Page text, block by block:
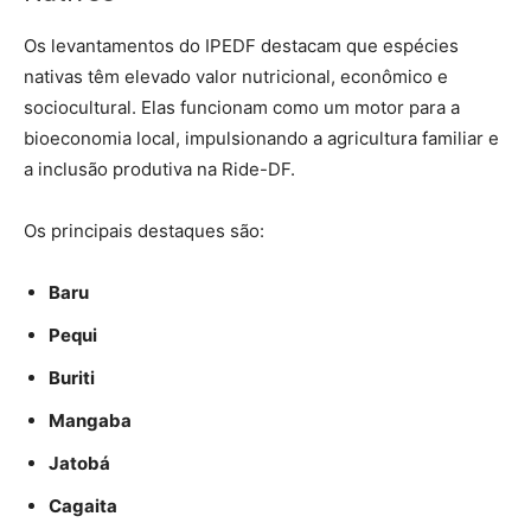
Os levantamentos do IPEDF destacam que espécies
nativas têm elevado valor nutricional, econômico e
sociocultural. Elas funcionam como um motor para a
bioeconomia local, impulsionando a agricultura familiar e
a inclusão produtiva na Ride-DF.
Os principais destaques são:
Baru
Pequi
Buriti
Mangaba
Jatobá
Cagaita